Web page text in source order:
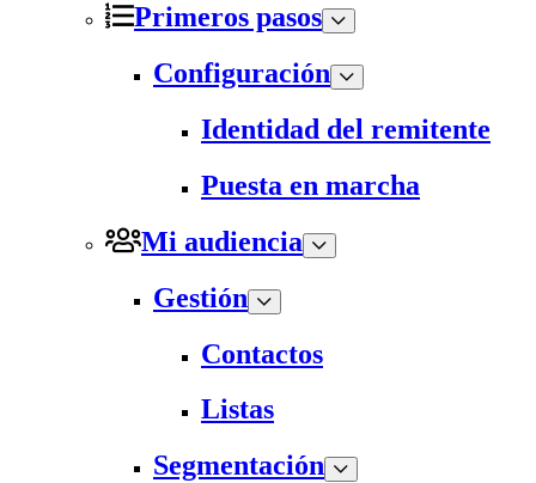
Primeros pasos
Configuración
Identidad del remitente
Puesta en marcha
Mi audiencia
Gestión
Contactos
Listas
Segmentación